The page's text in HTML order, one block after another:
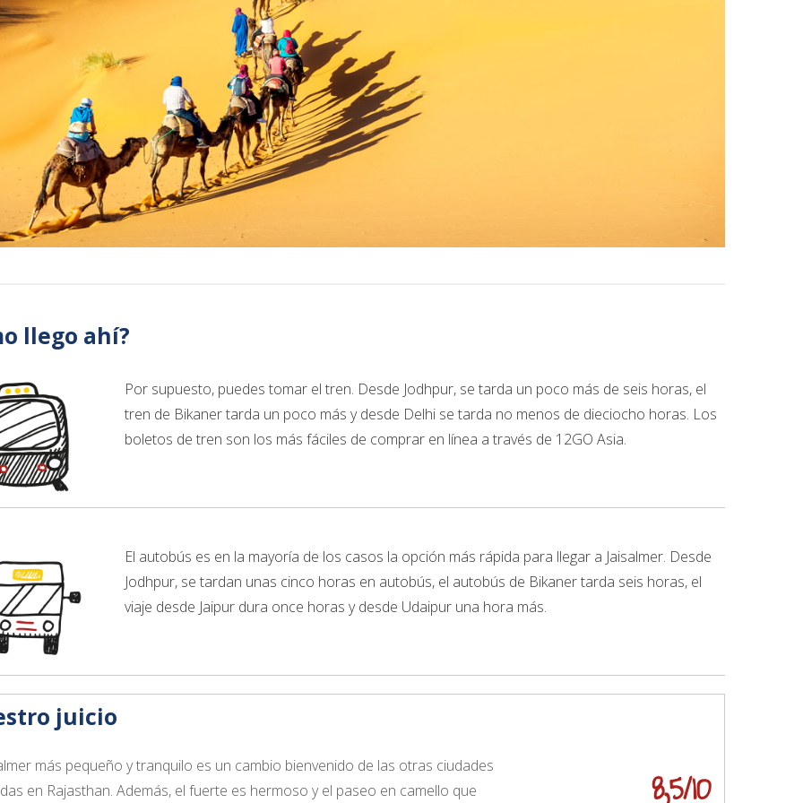
llego ahí?
Por supuesto, puedes tomar el tren. Desde Jodhpur, se tarda un poco más de seis horas, el
tren de Bikaner tarda un poco más y desde Delhi se tarda no menos de dieciocho horas. Los
boletos de tren son los más fáciles de comprar en línea a través de 12GO Asia.
El autobús es en la mayoría de los casos la opción más rápida para llegar a Jaisalmer. Desde
Jodhpur, se tardan unas cinco horas en autobús, el autobús de Bikaner tarda seis horas, el
viaje desde Jaipur dura once horas y desde Udaipur una hora más.
juicio
más pequeño y tranquilo es un cambio bienvenido de las otras ciudades
en Rajasthan. Además, el fuerte es hermoso y el paseo en camello que
8,5/10